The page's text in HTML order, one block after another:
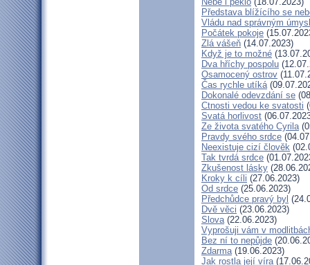
Představa blížícího se
Vládu nad správným
Počátek pokoje
Zlá vášeň (14.07.2023)
Když je to možné
Dva hříchy pospolu
Osamocený ostrov
Čas rychle utíká
Dokonalé odevzdání se
Ctnosti vedou ke svatosti
Svatá horlivost
Ze života svatého Cyrila
Pravdy svého srdce
Neexistuje cizí člověk
Tak tvrdá srdce
Zkušenost lásky
Kroky k cíli (27.06.2023)
Od srdce (25.06.2023)
Předchůdce pravý byl
Dvě věci (23.06.2023)
Slova(22.06.2023)
Vyprošuji vám v
Bez ní to nepůjde
Zdarma(19.06.2023)
Jak rostla její víra